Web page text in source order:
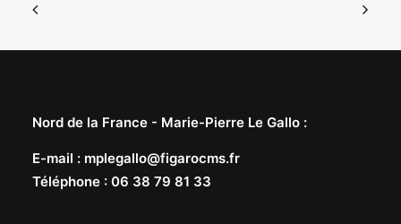
Nord de la France - Marie-Pierre Le Gallo :
E-mail : mplegallo@figarocms.fr
Téléphone : 06 38 79 81 33